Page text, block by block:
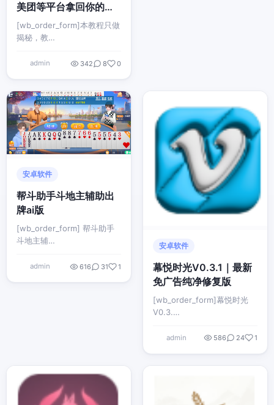
美团等平台拿回你的利
熄手续费，之前读书时
候借过的也行。
[wb_order_form]本教程只做
揭秘，教…
admin 342 8 0
安卓软件
帮斗助手斗地主辅助出
牌ai版
[wb_order_form] 帮斗助手
斗地主辅…
admin 616 31 1
安卓软件
幕悦时光V0.3.1｜最新
免广告纯净修复版
[wb_order_form]幕悦时光
V0.3.…
admin 586 24 1